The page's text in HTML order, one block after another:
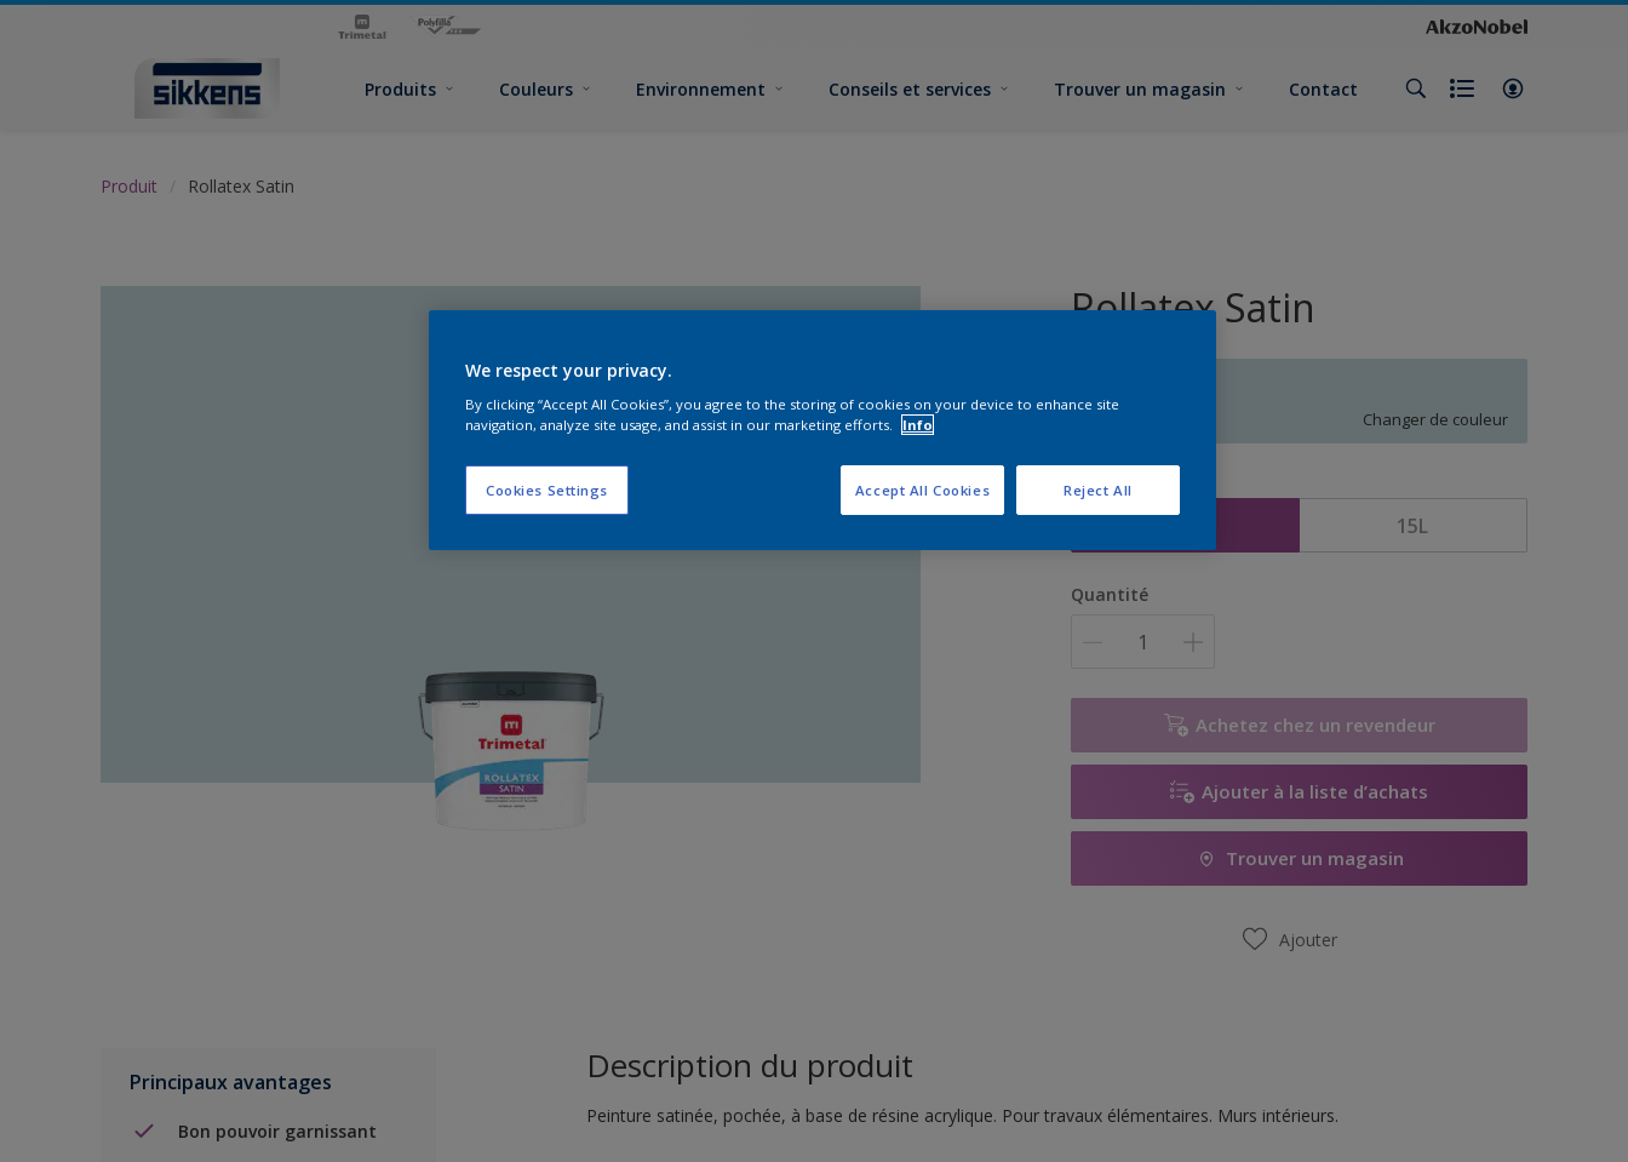
Produits Couleurs Environnement Conseils et services Trouver un magasin Contact
Produit Rollatex Satin
Rollatex Satin
Changer de couleur
Format
15L
Quantité
Achetez chez un revendeur
Ajouter à la liste d’achats
Trouver un magasin
Ajouter
Principaux avantages
Bon pouvoir garnissant
Description du produit
Peinture satinée, pochée, à base de résine acrylique. Pour travaux élémentaires. Murs intérieurs.
We respect your privacy.
By clicking “Accept All Cookies”, you agree to the storing of cookies on your device to enhance site
navigation, analyze site usage, and assist in our marketing efforts.
Info
Cookies Settings Reject All
Accept All Cookies